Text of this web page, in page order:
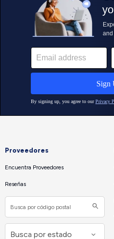
Proveedores
Encuentra Proveedores
Reseñas